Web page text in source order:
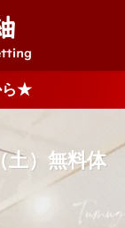
ら★
土）無料体